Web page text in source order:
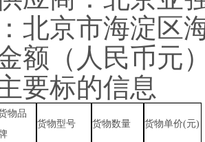
北京市海淀区
额（人民币元
要标的信息
物品
货物型号 货物数量 货物单价(元)